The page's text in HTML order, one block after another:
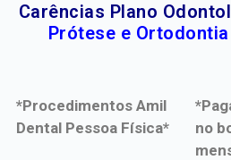
Carências Plano
Prótese e Ortodontia
*Procedimentos Amil
Dental Pessoa Física*
no